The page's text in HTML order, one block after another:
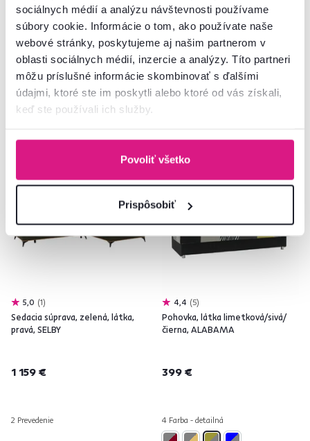
sociálnych médií a analýzu návštevnosti používame
súbory cookie. Informácie o tom, ako používate naše
webové stránky, poskytujeme aj našim partnerom v
oblasti sociálnych médií, inzercie a analýzy. Títo partneri
môžu príslušné informácie skombinovať s ďalšími
údajmi, ktoré ste im poskytli alebo ktoré od vás získali,
keď ste používali ich služby.
Povoliť všetko
Prispôsobiť
2 Farba - detailná
665 €
3 Farba - detailná, 1 Prevedenie
5,0 1
Sedacia súprava, zelená, látka,
pravá, SELBY
1 159 €
2 Prevedenie
4,4 5
Pohovka, látka limetková/sivá/
čierna, ALABAMA
399 €
4 Farba - detailná